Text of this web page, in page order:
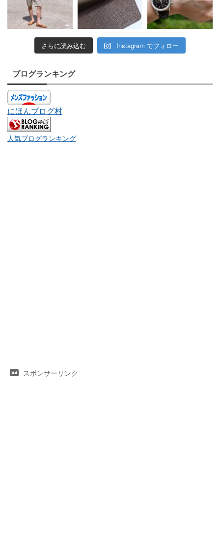
さらに読み込む Instagram でフォロー
ブログランキング
にほんブログ村
人気ブログランキング
スポンサーリンク